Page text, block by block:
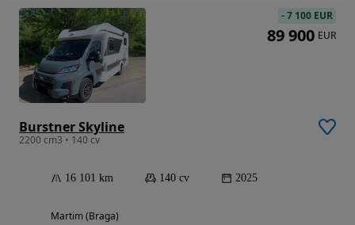
Burstner Skyline
2200 cm3 • 140 cv
16 101 km 140 cv 2025
Martim (Braga)
-7 100 EUR
89 900 EUR